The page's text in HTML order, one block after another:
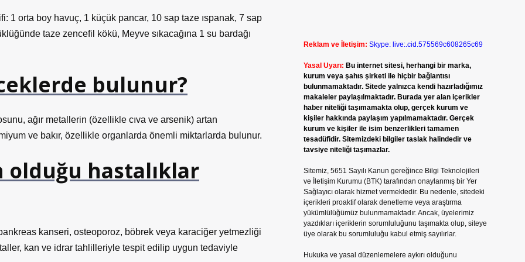
1 orta boy havuç, 1 küçük pancar, 10 sap taze ıspanak, 7 sap
taze zencefil kökü, Meyve sıkacağına 1 su bardağı
bulunur?
ağır metallerin (özellikle cıva ve arsenik) artan
ve bakır, özellikle organlarda önemli miktarlarda bulunur.
hastalıklar
kanseri, osteoporoz, böbrek veya karaciğer yetmezliği
kan ve idrar tahlilleriyle tespit edilip uygun tedaviyle
Reklam ve İletişim: Skype: live:.cid.575569c608265c69
Yasal Uyarı: Bu internet sitesi, herhangi bir marka,
kurum veya şahıs şirketi ile hiçbir bağlantısı
bulunmamaktadır. Sitede yalnızca kendi hazırladığımız
makaleler paylaşılmaktadır. Burada yer alan içerikler
haber niteliği taşımamakta olup, gerçek kurum ve
kişiler hakkında paylaşım yapılmamaktadır. Gerçek
kurum ve kişiler ile isim benzerlikleri tamamen
tesadüfidir. Sitemizdeki bilgiler taslak halindedir ve
tavsiye niteliği taşımazlar.
Sitemiz, 5651 Sayılı Kanun gereğince Bilgi Teknolojileri
ve İletişim Kurumu (BTK) tarafından onaylanmış bir Yer
Sağlayıcı olarak hizmet vermektedir. Bu nedenle, sitedeki
içerikleri proaktif olarak denetleme veya araştırma
yükümlülüğümüz bulunmamaktadır. Ancak, üyelerimiz
yazdıkları içeriklerin sorumluluğunu taşımakta olup, siteye
üye olarak bu sorumluluğu kabul etmiş sayılırlar.
Hukuka ve yasal düzenlemelere aykırı olduğunu